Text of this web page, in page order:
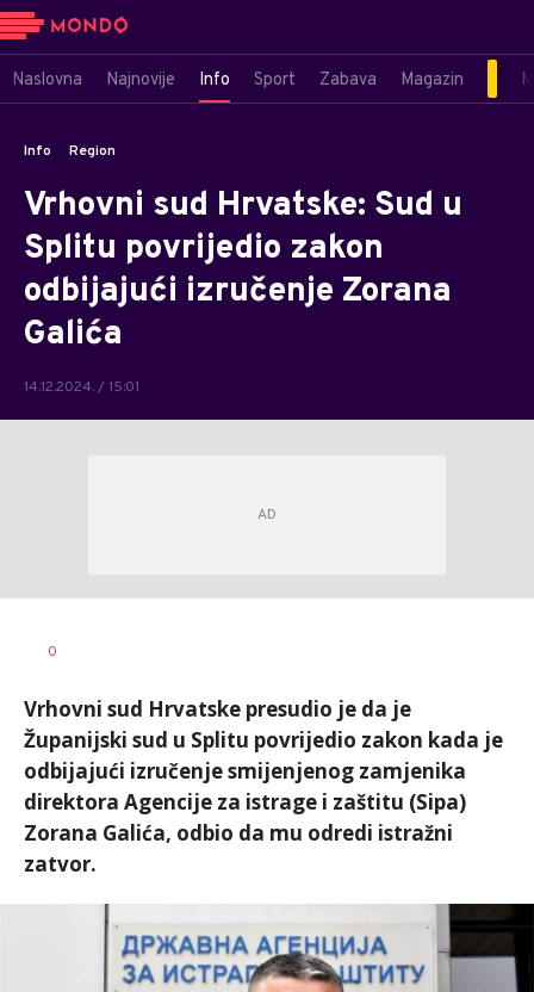
Naslovna Najnovije Info Sport Zabava Magazin
Info Region
Vrhovni sud Hrvatske: Sud u
Splitu povrijedio zakon
odbijajući izručenje Zorana
Galića
14.12.2024. / 15:01
AUTOR
0
Vrhovni sud Hrvatske presudio je da je
Županijski sud u Splitu povrijedio zakon kada je
odbijajući izručenje smijenjenog zamjenika
direktora Agencije za istrage i zaštitu (Sipa)
Zorana Galića, odbio da mu odredi istražni
zatvor.